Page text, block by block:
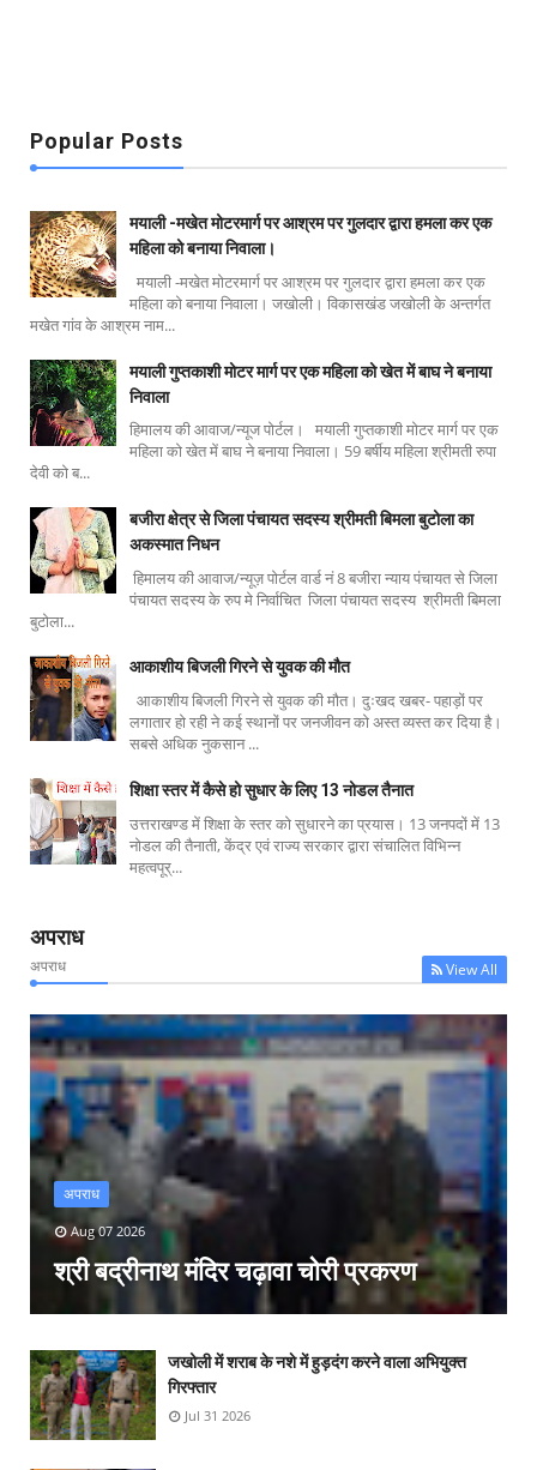
Popular Posts
मयाली -मखेत मोटरमार्ग पर आश्रम पर गुलदार द्वारा हमला कर एक
महिला को बनाया निवाला।
मयाली -मखेत मोटरमार्ग पर आश्रम पर गुलदार द्वारा हमला कर एक
महिला को बनाया निवाला। जखोली। विकासखंड जखोली के अन्तर्गत
मखेत गांव के आश्रम नाम...
मयाली गुप्तकाशी मोटर मार्ग पर एक महिला को खेत में बाघ ने बनाया
निवाला
हिमालय की आवाज/न्यूज पोर्टल। मयाली गुप्तकाशी मोटर मार्ग पर एक
महिला को खेत में बाघ ने बनाया निवाला। 59 बर्षीय महिला श्रीमती रुपा
देवी को ब...
बजीरा क्षेत्र से जिला पंचायत सदस्य श्रीमती बिमला बुटोला का
अकस्मात निधन
हिमालय की आवाज/न्यूज़ पोर्टल वार्ड नं 8 बजीरा न्याय पंचायत से जिला
पंचायत सदस्य के रुप मे निर्वाचित जिला पंचायत सदस्य श्रीमती बिमला
बुटोला...
आकाशीय बिजली गिरने से युवक की मौत
आकाशीय बिजली गिरने से युवक की मौत। दुःखद खबर- पहाड़ों पर
लगातार हो रही ने कई स्थानों पर जनजीवन को अस्त व्यस्त कर दिया है।
सबसे अधिक नुकसान ...
शिक्षा स्तर में कैसे हो सुधार के लिए 13 नोडल तैनात
उत्तराखण्ड में शिक्षा के स्तर को सुधारने का प्रयास। 13 जनपदों में 13
नोडल की तैनाती, केंद्र एवं राज्य सरकार द्वारा संचालित विभिन्न
महत्वपूर्...
अपराध
अपराध View All
अपराध
Aug 07 2026
श्री बद्रीनाथ मंदिर चढ़ावा चोरी प्रकरण
जखोली में शराब के नशे में हुड़दंग करने वाला अभियुक्त
गिरफ्तार
Jul 31 2026